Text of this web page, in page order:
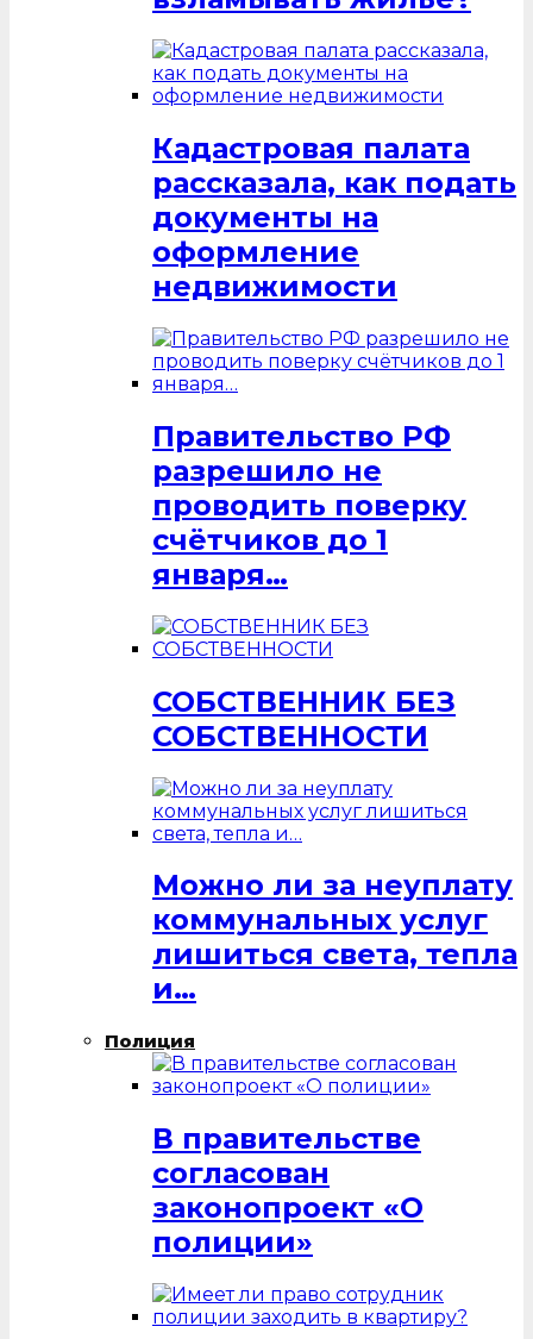
Кадастровая палата
рассказала, как подать
документы на
оформление
недвижимости
Правительство РФ
разрешило не
проводить поверку
счётчиков до 1
января…
СОБСТВЕННИК БЕЗ
СОБСТВЕННОСТИ
Можно ли за неуплату
коммунальных услуг
лишиться света, тепла
и…
Полиция
В правительстве
согласован
законопроект «О
полиции»